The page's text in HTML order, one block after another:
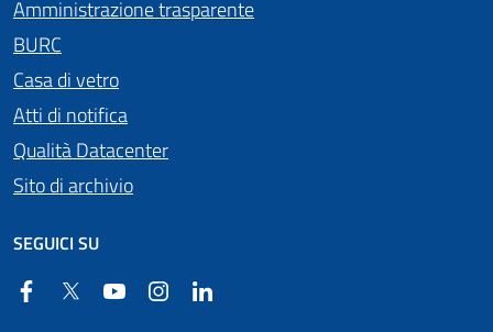
Amministrazione trasparente
BURC
Casa di vetro
Atti di notifica
Qualità Datacenter
Sito di archivio
SEGUICI SU
FacebookTwitter YouTube Instagram